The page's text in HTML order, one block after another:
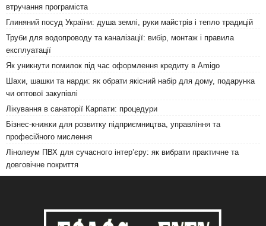
втручання програміста
Глиняний посуд України: душа землі, руки майстрів і тепло традицій
Труби для водопроводу та каналізації: вибір, монтаж і правила
експлуатації
Як уникнути помилок під час оформлення кредиту в Amigo
Шахи, шашки та нарди: як обрати якісний набір для дому, подарунка
чи оптової закупівлі
Лікування в санаторії Карпати: процедури
Бізнес-книжки для розвитку підприємництва, управління та
професійного мислення
Лінолеум ПВХ для сучасного інтер’єру: як вибрати практичне та
довговічне покриття